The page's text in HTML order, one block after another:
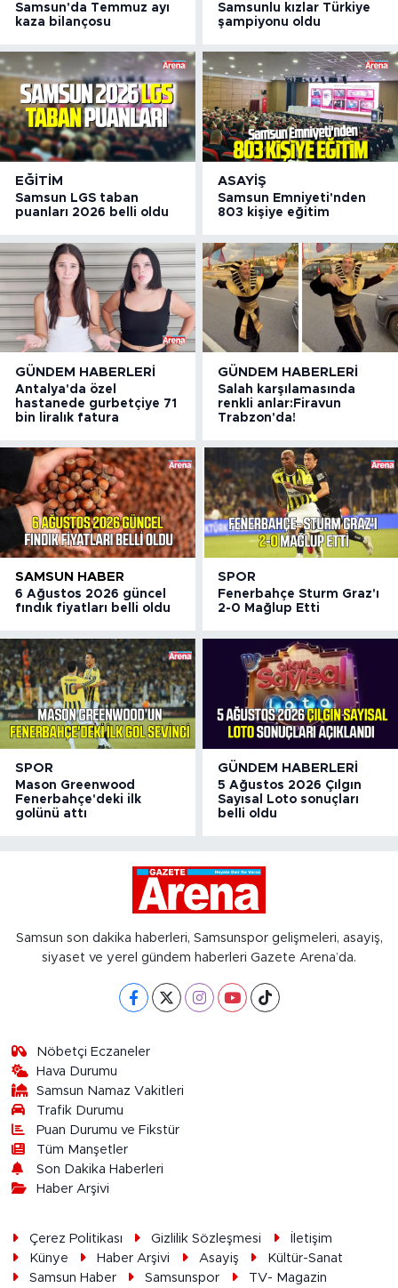
Samsun'da Temmuz ayı
kaza bilançosu
Samsunlu kızlar Türkiye
şampiyonu oldu
EĞITIM
Samsun LGS taban
puanları 2026 belli oldu
ASAYIŞ
Samsun Emniyeti'nden
803 kişiye eğitim
GÜNDEM HABERLERI
Antalya'da özel
hastanede gurbetçiye 71
bin liralık fatura
GÜNDEM HABERLERI
Salah karşılamasında
renkli anlar:Firavun
Trabzon'da!
SAMSUN HABER
6 Ağustos 2026 güncel
fındık fiyatları belli oldu
SPOR
Fenerbahçe Sturm Graz'ı
2-0 Mağlup Etti
SPOR
Mason Greenwood
Fenerbahçe'deki ilk
golünü attı
GÜNDEM HABERLERI
5 Ağustos 2026 Çılgın
Sayısal Loto sonuçları
belli oldu
Samsun son dakika haberleri, Samsunspor gelişmeleri, asayiş,
siyaset ve yerel gündem haberleri Gazete Arena’da.
Nöbetçi Eczaneler
Hava Durumu
Samsun Namaz Vakitleri
Trafik Durumu
Puan Durumu ve Fikstür
Tüm Manşetler
Son Dakika Haberleri
Haber Arşivi
Çerez Politikası Gizlilik Sözleşmesi
İletişim
Künye
Haber Arşivi Asayiş
Kültür-Sanat
Samsun Haber
Samsunspor TV- Magazin